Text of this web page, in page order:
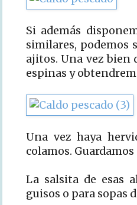
Si además
similares, podemos
ajitos. Una vez bien
espinas y
Una vez haya
colamos.
La salsita de esas
guisos o para sopas